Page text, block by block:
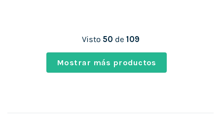
Visto 50 de 109
Mostrar más productos